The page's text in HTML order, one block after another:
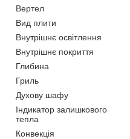
Вертел
Вид плити
Внутрішнє освітлення
Внутрішнє покриття
Глибина
Гриль
Духову шафу
Індикатор залишкового
тепла
Конвекція